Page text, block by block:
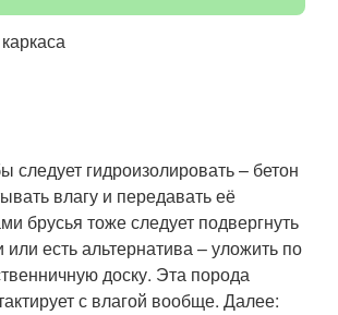
следует гидроизолировать – бетон
влагу и передавать её
брусья тоже следует подвергнуть
или есть альтернатива – уложить по
доску. Эта порода
с влагой вообще. Далее: